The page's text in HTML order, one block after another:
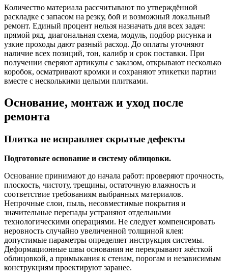
Количество материала рассчитывают по утверждённой
раскладке с запасом на резку, бой и возможный локальный
ремонт. Единый процент нельзя назначать для всех задач:
прямой ряд, диагональная схема, модуль, подбор рисунка и
узкие проходы дают разный расход. До оплаты уточняют
наличие всех позиций, тон, калибр и срок поставки. При
получении сверяют артикулы с заказом, открывают несколько
коробок, осматривают кромки и сохраняют этикетки партии
вместе с несколькими целыми плитками.
Основание, монтаж и уход после
ремонта
Плитка не исправляет скрытые дефекты
Подготовьте основание и систему облицовки.
Основание принимают до начала работ: проверяют прочность,
плоскость, чистоту, трещины, остаточную влажность и
соответствие требованиям выбранных материалов.
Непрочные слои, пыль, несовместимые покрытия и
значительные перепады устраняют отдельными
технологическими операциями. Не следует компенсировать
неровность случайно увеличенной толщиной клея:
допустимые параметры определяет инструкция системы.
Деформационные швы основания не перекрывают жёсткой
облицовкой, а примыкания к стенам, порогам и независимым
конструкциям проектируют заранее.